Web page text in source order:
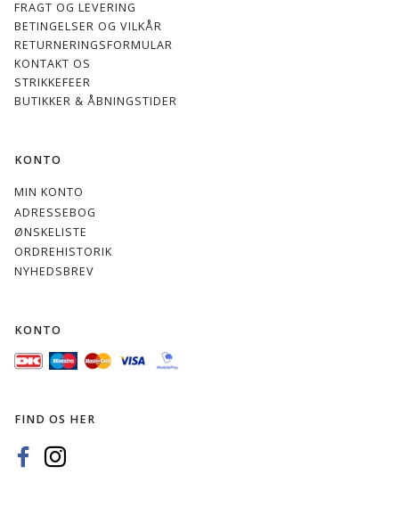
FRAGT OG LEVERING
BETINGELSER OG VILKÅR
RETURNERINGSFORMULAR
KONTAKT OS
STRIKKEFEER
BUTIKKER & ÅBNINGSTIDER
KONTO
MIN KONTO
ADRESSEBOG
ØNSKELISTE
ORDREHISTORIK
NYHEDSBREV
KONTO
FIND OS HER